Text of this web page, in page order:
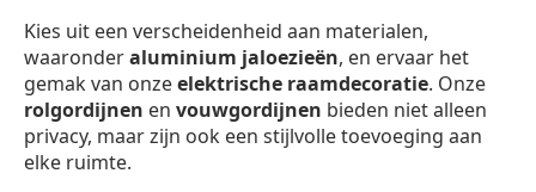
Kies uit een verscheidenheid aan materialen,
waaronderaluminium jaloezieën, en ervaar het
gemak van onzeelektrische raamdecoratie. Onze
rolgordijnen en vouwgordijnen bieden niet alleen
privacy, maar zijn ook een stijlvolle toevoeging aan
elke ruimte.